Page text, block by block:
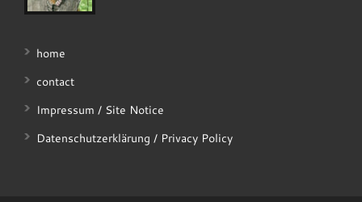
home
contact
Impressum / Site Notice
Datenschutzerklärung / Privacy Policy